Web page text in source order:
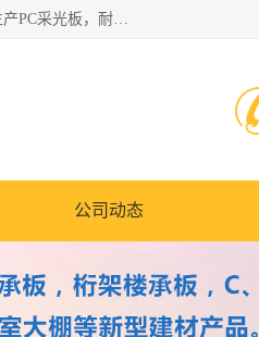
郑州鑫纵建材有限公司供应阳光板，彩钢板，彩钢钢构工程是一家集生产销售租赁安装于一体的企业，主要生产PC采光板，耐力板，仿古琉璃采光板，岩棉板、彩钢压型板、镀锌压型板、桁架楼承板，C、Z型钢檩条、围挡板、轻钢结构，阳光温室大棚等新型建材产品。公司旗下有多台移动式高空压瓦机租赁，承接全国各地业务，专业对外租赁各种型号压瓦机。
公司动态